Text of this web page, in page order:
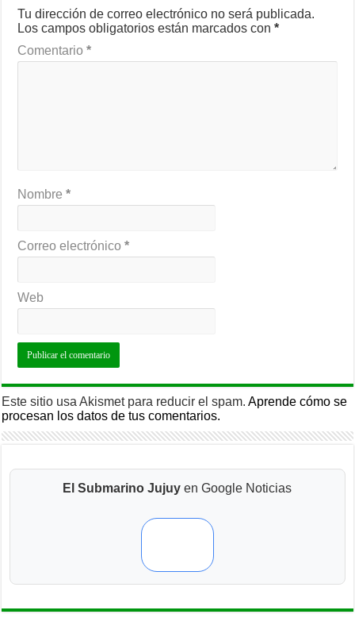
Tu dirección de correo electrónico no será publicada.
Los campos obligatorios están marcados con*
Comentario*
Nombre*
Correo electrónico*
Web
Este sitio usa Akismet para reducir el spam.Aprende cómo se
procesan los datos de tus comentarios.
El Submarino Jujuy en Google Noticias